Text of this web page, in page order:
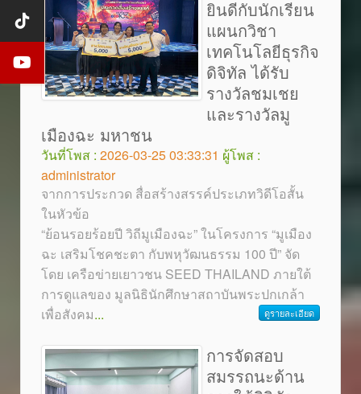
ยินดีกับนักเรียน
แผนกวิชา
เทคโนโลยีธุรกิจ
ดิจิทัล ได้รับ
รางวัลชมเชย
และรางวัลมู
เมืองฉะ มหาชน
วันที่โพส : 2026-03-25 03:33:31 ผู้โพส :
administrator
จากการประกวด สื่อสร้างสรรค์ประเภทวิดีโอสั้น
ในหัวข้อ
“ย้อนรอยร้อยปี วิถีมูเมืองฉะ” ในโครงการ “มูเมือง
ฉะ เสริมโชคชะตา กับพหุวัฒนธรรม 100 ปี” จัด
โดย เครือข่ายเยาวชน SEED THAILAND ภายใต้
การดูแลของ มูลนิธินักศึกษาสถาบันพระปกเกล้า
เพื่อสังคม... ดูรายละเอียด
การจัดสอบ
สมรรถนะด้าน